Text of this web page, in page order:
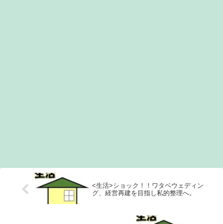
<生活>ショック！！ワタベウェディン
グ、経営再建を目指し私的整理へ。